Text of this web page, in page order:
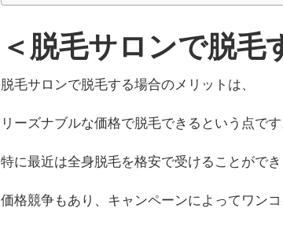
＜脱毛サロンで脱
脱毛サロンで脱毛する場合のメリットは、
リーズナブルな価格で脱毛できるという点です
特に最近は全身脱毛を格安で受けることがで
価格競争もあり、キャンペーンによってワン